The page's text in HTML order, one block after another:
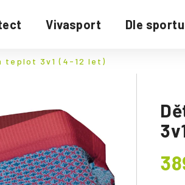
Vivasport Dle sportu
teplot 3v1 (4-12 let)